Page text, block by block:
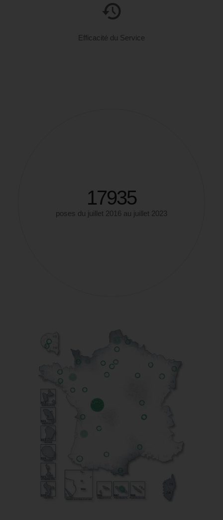
Efficacité du Service
21561
poses du juillet 2016 au juillet 2023